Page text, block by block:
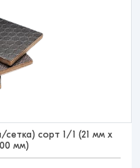
сорт 1/1 (21 мм x
мм)